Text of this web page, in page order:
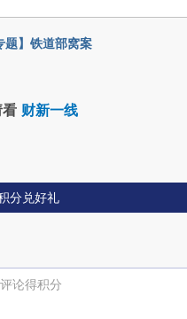
题】铁道部窝案
财新一线
分兑好礼
论得积分